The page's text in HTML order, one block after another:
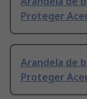
Proteger
Arandela de
Proteger